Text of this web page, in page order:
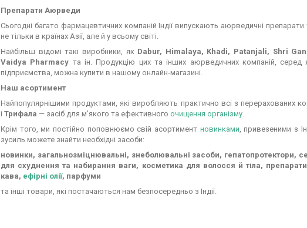
Препарати Аюрведи
Сьогодні багато фармацевтичних компаній Індії випускають аюрведичні
не тільки в країнах Азії, але й у всьому світі.
Найбільш відомі такі виробники, як Dabur, Himalaya, Khadi, Patanjali, Shri
Vaidya Pharmacy та ін. Продукцію цих та інших аюрведичних компаній, серед
підприємства, можна купити в нашому онлайн-магазині.
Наш асортимент
Найпопулярнішими продуктами, які виробляють практично всі з перерахованих
і Трифала — засіб для м'якого та ефективного очищення організму
Крім того, ми постійно поповнюємо свій асортимент новинками , привезеними з
зусиль можете знайти необхідні засоби:
новинки, загальнозміцнювальні, знеболювальні засоби, гепатопротектори,
для схуднення та набирання ваги, косметика для волосся й тіла,
кава, ефірні олії, парфуми
та інші товари, які постачаються нам безпосередньо з Індії.